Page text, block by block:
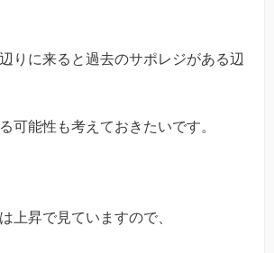
りに来ると過去のサポレジがある辺
可能性も考えておきたいです。
上昇で見ていますので、